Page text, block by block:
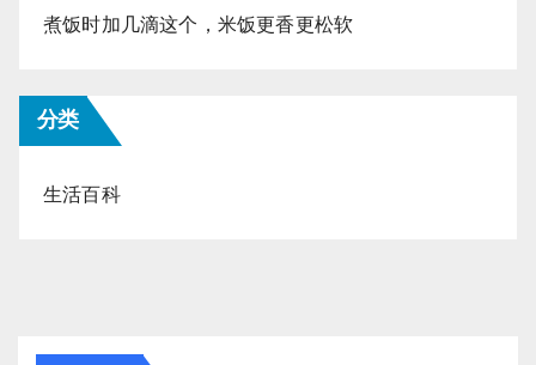
煮饭时加几滴这个，米饭更香更松软
分类
生活百科